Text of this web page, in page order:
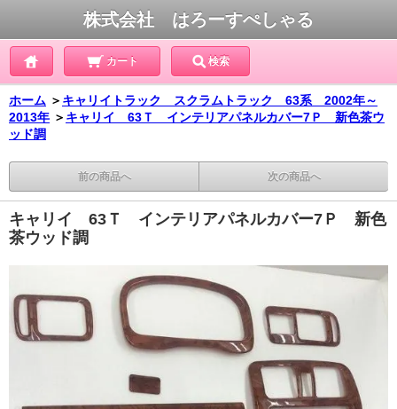
株式会社 はろーすぺしゃる
カート 検索
ホーム ＞ キャリイトラック スクラムトラック 63系 2002年～
2013年 ＞ キャリイ 63Ｔ インテリアパネルカバー7Ｐ 新色茶ウ
ッド調
前の商品へ 次の商品へ
キャリイ 63Ｔ インテリアパネルカバー7Ｐ 新色
茶ウッド調